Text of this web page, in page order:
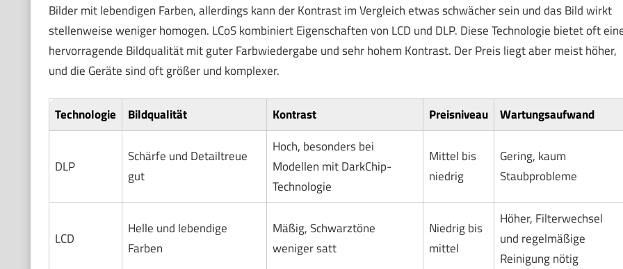
Bilder mit lebendigen Farben, allerdings kann der Kontrast im Vergleich etwas schwächer sein und das Bild wirkt
stellenweise weniger homogen. LCoS kombiniert Eigenschaften von LCD und DLP. Diese Technologie bietet oft
hervorragende Bildqualität mit guter Farbwiedergabe und sehr hohem Kontrast. Der Preis liegt aber meist höher,
und die Geräte sind oft größer und komplexer.
Technologie Bildqualität Kontrast Preisniveau Wartungsaufwand
DLP
Schärfe und Detailtreue
gut
Hoch, besonders bei
Modellen mit DarkChip-
Technologie
Mittel bis
niedrig
Gering, kaum
Staubprobleme
LCD
Helle und lebendige
Farben
Mäßig, Schwarztöne
weniger satt
Niedrig bis
mittel
Höher, Filterwechsel
und regelmäßige
Reinigung nötig